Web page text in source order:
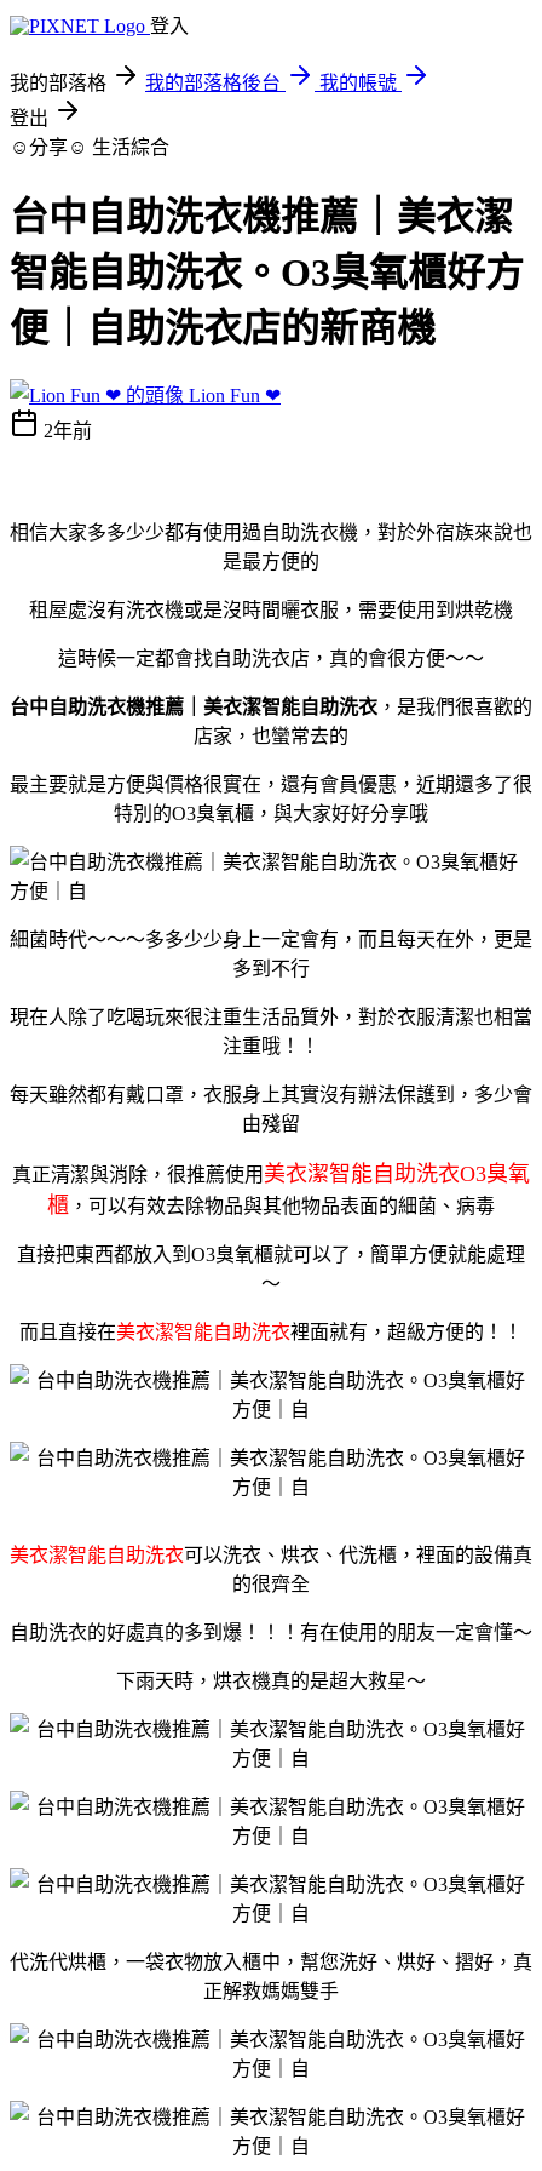
登入
我的部落格 我的部落格後台
我的帳號
登出
☺分享☺ 生活綜合
台中自助洗衣機推薦｜美衣潔
智能自助洗衣。O3臭氧櫃好方
便｜自助洗衣店的新商機
Lion Fun ❤
2年前
相信大家多多少少都有使用過自助洗衣機，對於外宿族來說也
是最方便的
租屋處沒有洗衣機或是沒時間曬衣服，需要使用到烘乾機
這時候一定都會找自助洗衣店，真的會很方便～～
台中自助洗衣機推薦｜美衣潔智能自助洗衣 ，是我們很喜歡的
店家，也蠻常去的
最主要就是方便與價格很實在，還有會員優惠，近期還多了很
特別的O3臭氧櫃，與大家好好分享哦
細菌時代～～～多多少少身上一定會有，而且每天在外，更是
多到不行
現在人除了吃喝玩來很注重生活品質外，對於衣服清潔也相當
注重哦！！
每天雖然都有戴口罩，衣服身上其實沒有辦法保護到，多少會
由殘留
真正清潔與消除，很推薦使用 美衣潔智能自助洗衣O3臭氧
櫃 ，可以有效去除物品與其他物品表面的細菌、病毒
直接把東西都放入到O3臭氧櫃就可以了，簡單方便就能處理
～
而且直接在美衣潔智能自助洗衣裡面就有，超級方便的！！
美衣潔智能自助洗衣可以洗衣、烘衣、代洗櫃，裡面的設備真
的很齊全
自助洗衣的好處真的多到爆！！！有在使用的朋友一定會懂～
下雨天時，烘衣機真的是超大救星～
代洗代烘櫃，一袋衣物放入櫃中，幫您洗好、烘好、摺好，真
正解救媽媽雙手